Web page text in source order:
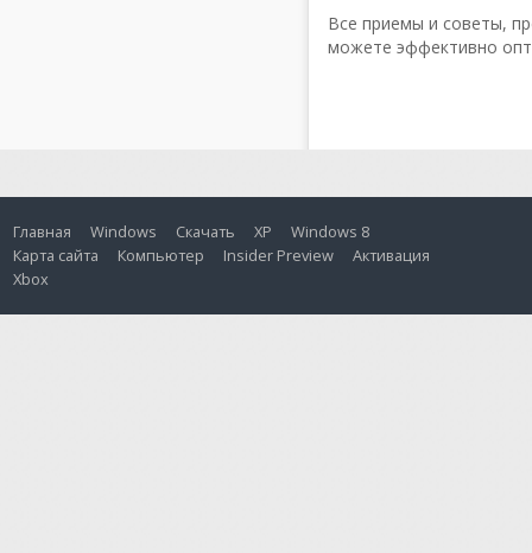
Все приемы и советы,
можете эффективно
Главная Windows Скачать XP
Windows 8
Карта сайта
Компьютер Insider Preview
Активация
Xbox